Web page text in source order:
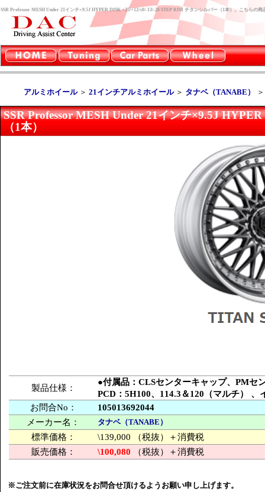
SSR Professor MESH Under 21インチ×9.5J HYPER DISK +25/+12/±0/-13/-26 STEP RIM チタンシルバー（1本）。こちらの
アルミホイール＞ 21インチアルミホイール＞ タナベ（TANABE）
SSR Professor MESH Under 21インチ×9.5J
（1本）
製品仕様：
●付属品：CLSセンターキャップ、PM
PCD：5H100、114.3＆120（マルチ） 、
お問合No：
105013692044
メーカー名：
タナベ（TANABE）
標準価格：
\139,000 （税抜）＋消費税
販売価格：
\100,080 （税抜）＋消費税
※ご注文前に在庫状況をお問合せ頂けるようお願い申し上げます。